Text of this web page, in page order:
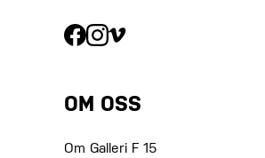
OM OSS
Om Galleri F 15